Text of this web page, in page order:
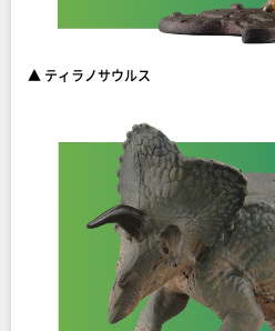
▲ ティラノサウルス